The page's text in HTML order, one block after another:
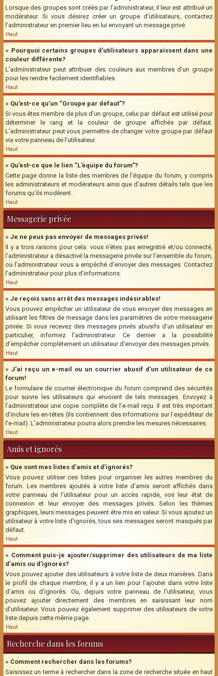
Lorsque des groupes sont créés par l’administrateur, il leur est attribué un
modérateur. Si vous désirez créer un groupe d’utilisateurs, contactez
l’administrateur en premier lieu en lui envoyant un message privé.
Haut
» Pourquoi certains groupes d’utilisateurs apparaissent dans une
couleur différente?
L’administrateur peut attribuer des couleurs aux membres d’un groupe
pour les rendre facilement identifiables.
Haut
» Qu’est-ce qu’un “Groupe par défaut”?
Si vous êtes membre de plus d’un groupe, celui par défaut est utilisé pour
déterminer le rang et la couleur de groupe affichés par défaut.
L’administrateur peut vous permettre de changer votre groupe par défaut
via votre panneau de l’utilisateur.
Haut
» Qu’est-ce que le lien “L’équipe du forum”?
Cette page donne la liste des membres de l’équipe du forum, y compris
les administrateurs et modérateurs ainsi que d’autres détails tels que les
forums qu’ils modèrent.
Haut
Messagerie privée
» Je ne peux pas envoyer de messages privés!
Il y a trois raisons pour cela: vous n’êtes pas enregistré et/ou connecté,
l’administrateur a désactivé la messagerie privée sur l’ensemble du forum,
ou l’administrateur vous a empêché d’envoyer des messages. Contactez
l’administrateur pour plus d’informations.
Haut
» Je reçois sans arrêt des messages indésirables!
Vous pouvez empêcher un utilisateur de vous envoyer des messages en
utilisant les filtres de message dans les paramètres de votre messagerie
privée. Si vous recevez des messages privés abusifs d’un utilisateur en
particulier, informez l’administrateur. Ce dernier a la possibilité
d’empêcher complètement un utilisateur d’envoyer des messages privés.
Haut
» J’ai reçu un e-mail ou un courrier abusif d’un utilisateur de ce
forum!
Le formulaire de courrier électronique du forum comprend des sécurités
pour suivre les utilisateurs qui envoient de tels messages. Envoyez à
l’administrateur une copie complète de l’e-mail reçu. Il est très important
d’inclure les en-têtes (ils contiennent des informations sur l’expéditeur de
l’e-mail). L’administrateur pourra alors prendre les mesures nécessaires.
Haut
Amis et ignorés
» Que sont mes listes d’amis et d’ignorés?
Vous pouvez utiliser ces listes pour organiser les autres membres du
forum. Les membres ajoutés à votre liste d’amis seront affichés dans
votre panneau de l’utilisateur pour un accès rapide, voir leur état de
connexion et leur envoyer des messages privés. Selon les thèmes
graphiques, leurs messages peuvent être mis en valeur. Si vous ajoutez un
utilisateur à votre liste d’ignorés, tous ses messages seront masqués par
défaut.
Haut
» Comment puis-je ajouter/supprimer des utilisateurs de ma liste
d’amis ou d’ignorés?
Vous pouvez ajouter des utilisateurs à votre liste de deux manières. Dans
le profil de chaque membre, il y a un lien pour l’ajouter dans votre liste
d’amis ou d’ignorés. Ou, depuis votre panneau de l’utilisateur, vous
pouvez ajouter directement des membres en saisissant leur nom
d’utilisateur. Vous pouvez également supprimer des utilisateurs de votre
liste depuis cette même page.
Haut
Recherche dans les forums
» Comment rechercher dans les forums?
Saisissez un terme à rechercher dans la zone de recherche située en haut